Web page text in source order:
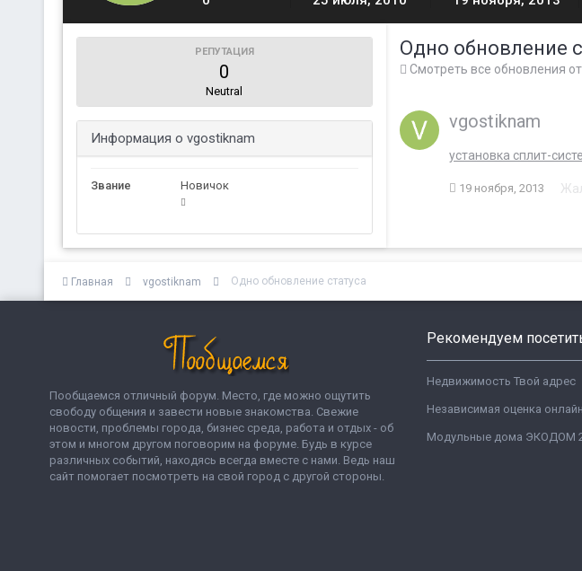
РЕПУТАЦИЯ
0
Neutral
Информация о vgostiknam
Звание Новичок
Одно обновление
Смотреть все обновления
vgostiknam
установка сплит-
19 ноября, 2013
Главная vgostiknam Одно обновление статуса
Пообщаемся отличный форум. Место, где можно ощутить
свободу общения и завести новые знакомства. Свежие
новости, проблемы города, бизнес среда, работа и отдых - об
этом и многом другом поговорим на форуме. Будь в курсе
различных событий, находясь всегда вместе с нами. Ведь наш
сайт помогает посмотреть на свой город с другой стороны.
Рекомендуем
Недвижимость Твой адрес
Независимая оценка онлайн
Модульные дома ЭКОДОМ